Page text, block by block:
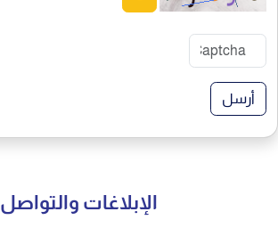
أرسل
الإبلاغات والتواصل